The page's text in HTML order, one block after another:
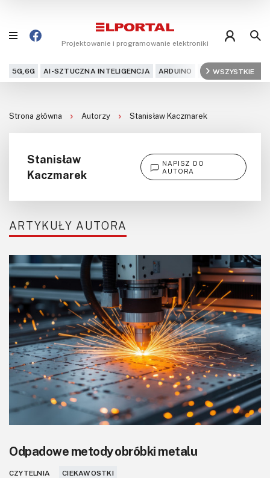
Projektowanie i programowanie elektroniki
5G,6G AI-SZTUCZNA INTELIGENCJA ARDUINO ARM AUDIO
WSZYSTKIE
Kursy
KITy AVT
Kontakt
Newsletter
Magazyny
Archiwum
Do pobrania
Strona główna Autorzy Stanisław Kaczmarek
Stanisław
Kaczmarek
NAPISZ DO
AUTORA
ARTYKUŁY AUTORA
Odpadowe metody obróbki metalu
CZYTELNIA CIEKAWOSTKI